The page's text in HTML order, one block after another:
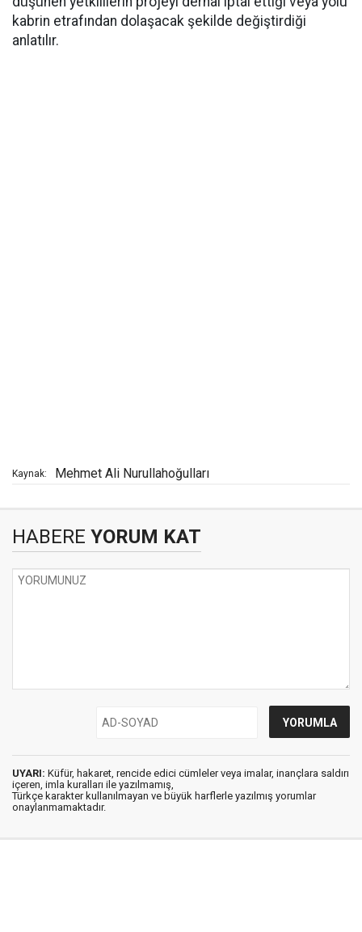
kabrin etrafından dolaşacak şekilde değiştirdiği
anlatılır.
Kaynak: Mehmet Ali Nurullahoğulları
HABERE YORUM KAT
UYARI: Küfür, hakaret, rencide edici cümleler veya imalar, inançlara saldırı
içeren, imla kuralları ile yazılmamış,
Türkçe karakter kullanılmayan ve büyük harflerle yazılmış yorumlar
onaylanmamaktadır.